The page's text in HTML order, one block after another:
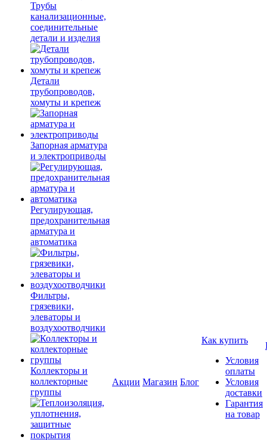
Трубы
канализационные,
соединительные
детали и изделия
Детали
трубопроводов,
хомуты и крепеж
Запорная арматура
и электроприводы
Регулирующая,
предохранительная
арматура и
автоматика
Фильтры,
грязевики,
элеваторы и
воздухоотводчики
Коллекторы и
коллекторные
группы
Акции Магазин Блог
Как купить
Условия
оплаты
Условия
доставки
Гарантия
на товар